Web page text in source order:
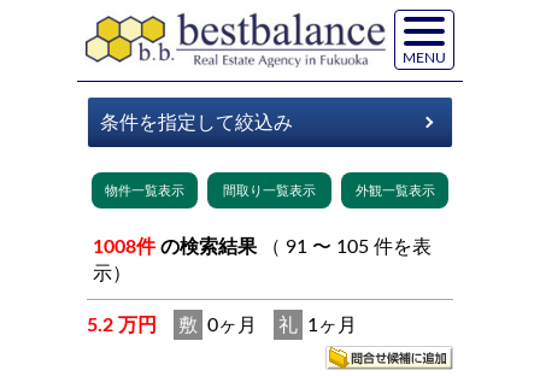
MENU
1008件 の検索結果
示）
5.2 万円 敷 0ヶ月 礼 1ヶ月